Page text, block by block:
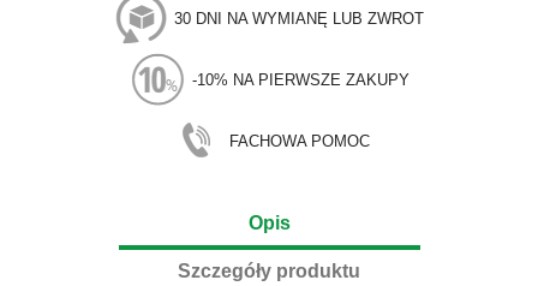
30 DNI NA WYMIANĘ LUB ZWROT
-10% NA PIERWSZE ZAKUPY
FACHOWA POMOC
Opis
Szczegóły produktu